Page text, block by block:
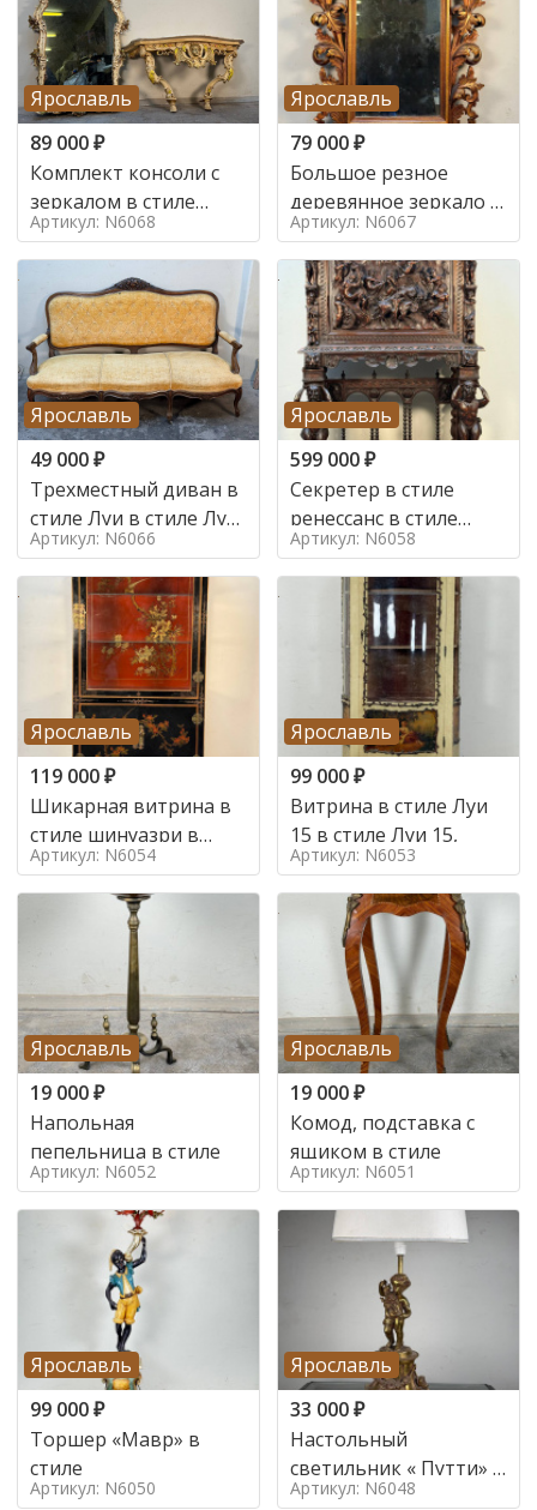
Ярославль
89 000₽
Комплект консоли с
зеркалом в стиле
ренессанс,
Артикул: N6068
Ярославль
79 000₽
Большое резное
деревянное зеркало с
золочением в стиле
Артикул: N6067
Ярославль
49 000₽
Трехместный диван в
стиле Луи в стиле Луи
16,
Артикул: N6066
Ярославль
599 000₽
Секретер в стиле
ренессанс в стиле
ренессанс, 19 век
Артикул: N6058
Ярославль
119 000₽
Шикарная витрина в
стиле шинуазри в
стиле шинуазри,
Артикул: N6054
Ярославль
99 000₽
Витрина в стиле Луи
15 в стиле Луи 15,
Артикул: N6053
Ярославль
19 000₽
Напольная
пепельница в стиле
Артикул: N6052
Ярославль
19 000₽
Комод, подставка с
ящиком в стиле
Артикул: N6051
Ярославль
99 000₽
Торшер «Мавр» в
стиле
Артикул: N6050
Ярославль
33 000₽
Настольный
светильник « Путти» в
стиле
Артикул: N6048